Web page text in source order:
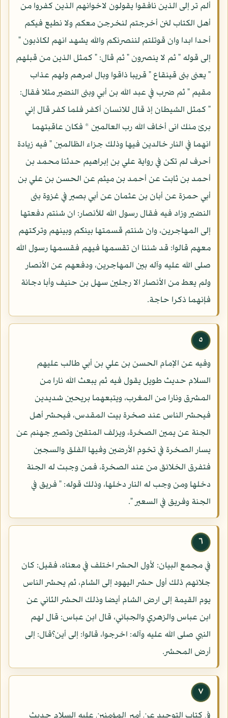
ألم تر إلى الذين نافقوا يقولون لاخوانهم الذين كفروا من
أهل الكتاب لئن أخرجتم لنخرجن معكم ولا نطيع فيكم
أحدا ابدا وان قوتلتم لننصرنكم والله يشهد انهم لكاذبون "
إلى قوله " ثم لا ينصرون " ثم قال: " كمثل الذين من قبلهم
" يعنى بنى قينقاع " قريبا ذاقوا وبال امرهم ولهم عذاب
مقيم " ثم ضرب في عبد الله بن أبي وبنى النضير مثلا فقال:
" كمثل الشيطان إذ قال للانسان أكفر فلما كفر قال إني
برئ منك انى أخاف الله رب العالمين * فكان عاقبتهما
انهما في النار خالدين فيها وذلك جزاء الظالمين " فيه زيادة
أحرف لم تكن في رواية علي بن إبراهيم حدثنا محمد بن
أحمد بن ثابت عن أحمد بن ميثم عن الحسن بن علي بن
أبي حمزة عن أبان بن عثمان عن أبي بصير في غزوة بنى
النضير وزاد فيه فقال رسول الله للأنصار: ان شئتم دفعتها
إلى المهاجرين، وان شئتم قسمتها بينكم وبينهم وتركتهم
معهم قالوا: قد شئنا ان تقسمها فيهم فقسمها رسول الله
صلى الله عليه وآله بين المهاجرين، ودفعهم عن الأنصار
ولم يعط من الأنصار الا رجلين سهل بن حنيف وأبا دجانة
فإنهما ذكرا حاجة.
٥
وفيه عن الإمام الحسن بن علي بن أبي طالب عليهم
السلام حديث طويل يقول فيه ثم يبعث الله نارا من
المشرق ونارا من المغرب، ويتبعهما بريحين شديدين
فيحشر الناس عند صخرة بيت المقدس، فيحشر أهل
الجنة عن يمين الصخرة، ويزلف المتقين وتصير جهنم عن
يسار الصخرة في تخوم الأرضين وفيها الفلق والسجين
فتفرق الخلائق من عند الصخرة، فمن وجبت له الجنة
دخلها ومن وجب له النار دخلها، وذلك قوله: " فريق في
الجنة وفريق في السعير ".
٦
في مجمع البيان: لأول الحشر اختلف في معناه، فقيل: كان
جلائهم ذلك أول حشر اليهود إلى الشام، ثم يحشر الناس
يوم القيمة إلى ارض الشام أيضا وذلك الحشر الثاني عن
ابن عباس والزهري والجبائي، قال ابن عباس: قال لهم
النبي صلى الله عليه وآله: اخرجوا، قالوا: إلى أين؟قال: إلى
أرض المحشر.
٧
في كتاب التوحيد عن أمير المؤمنين عليه السلام حديث